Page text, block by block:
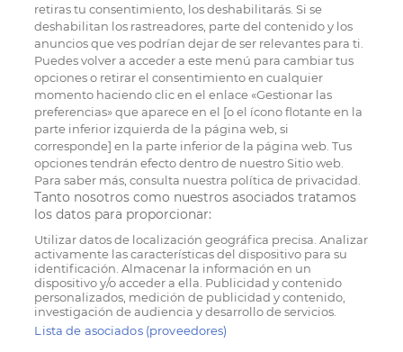
retiras tu consentimiento, los deshabilitarás. Si se
deshabilitan los rastreadores, parte del contenido y los
anuncios que ves podrían dejar de ser relevantes para ti.
Puedes volver a acceder a este menú para cambiar tus
opciones o retirar el consentimiento en cualquier
momento haciendo clic en el enlace «Gestionar las
preferencias» que aparece en el [o el ícono flotante en la
parte inferior izquierda de la página web, si
corresponde] en la parte inferior de la página web. Tus
opciones tendrán efecto dentro de nuestro Sitio web.
Para saber más, consulta nuestra política de privacidad.
Tanto nosotros como nuestros asociados tratamos
los datos para proporcionar:
Utilizar datos de localización geográfica precisa. Analizar
activamente las características del dispositivo para su
identificación. Almacenar la información en un
dispositivo y/o acceder a ella. Publicidad y contenido
personalizados, medición de publicidad y contenido,
investigación de audiencia y desarrollo de servicios.
Lista de asociados (proveedores)